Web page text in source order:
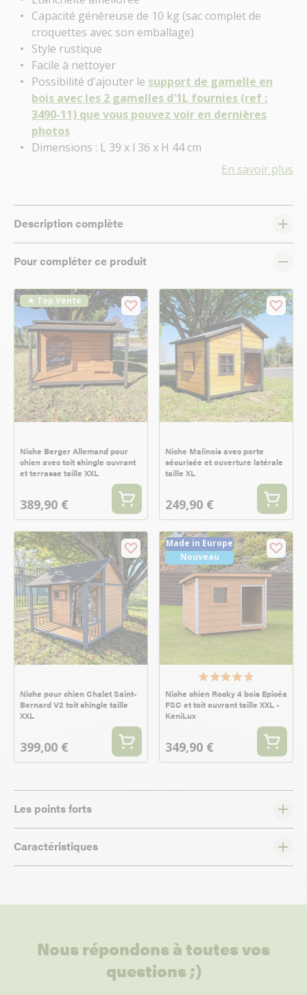
Capacité généreuse de 10 kg (sac complet de
croquettes avec son emballage)
Style rustique
Facile à nettoyer
Possibilité d'ajouter le support de gamelle en
bois avec les 2 gamelles d'1L fournies (ref :
3490-11) que vous pouvez voir en dernières
photos
Dimensions : L 39 x l 36 x H 44 cm
En savoir plus
Description complète
Pour compléter ce produit
★ Top Vente
Niche Berger Allemand pour
chien avec toit shingle ouvrant
et terrasse taille XXL
389,90 €
Niche Malinois avec porte
sécurisée et ouverture latérale
taille XL
249,90 €
Niche pour chien Chalet Saint-
Bernard V2 toit shingle taille
XXL
399,00 €
Made in Europe
Nouveau
Niche chien Rocky 4 bois Epicéa
FSC et toit ouvrant taille XXL -
KeniLux
349,90 €
Les points forts
Caractéristiques
Nous répondons à toutes vos
questions ;)